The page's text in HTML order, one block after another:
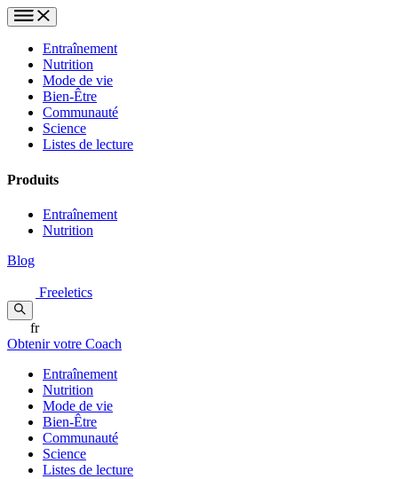
Entraînement
Nutrition
Mode de vie
Bien-Être
Communauté
Science
Listes de lecture
Produits
Entraînement
Nutrition
Blog
Freeletics
fr
Obtenir votre Coach
Entraînement
Nutrition
Mode de vie
Bien-Être
Communauté
Science
Listes de lecture